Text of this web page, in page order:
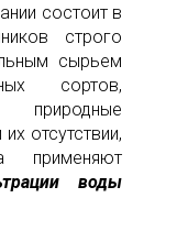
состоит в
строго
сырьем
сортов,
отсутствии,
применяют
воды